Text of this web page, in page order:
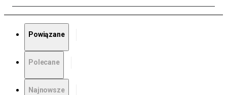
Powiązane
Polecane
Najnowsze